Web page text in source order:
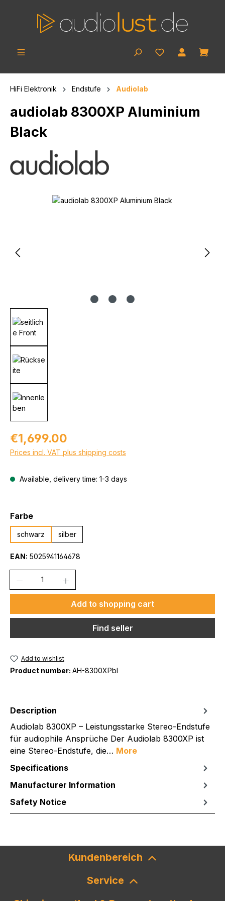
HiFi Elektronik Endstufe Audiolab
audiolab 8300XP Aluminium
Black
Skip image gallery
Regular price:
€1,699.00
Prices incl. VAT plus shipping costs
Available, delivery time: 1-3 days
Select
Farbe
schwarz silber
EAN: 5025941164678
Add to shopping cart
Find seller
Add to wishlist
Product number: AH-8300XPbl
Description
Audiolab 8300XP – Leistungsstarke Stereo-Endstufe
für audiophile Ansprüche Der Audiolab 8300XP ist
eine Stereo-Endstufe, die… More
Specifications
Manufacturer Information
Safety Notice
Kundenbereich
Service